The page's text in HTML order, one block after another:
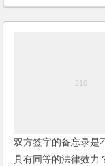
双方签字的备忘录是
具有同等的法律效力